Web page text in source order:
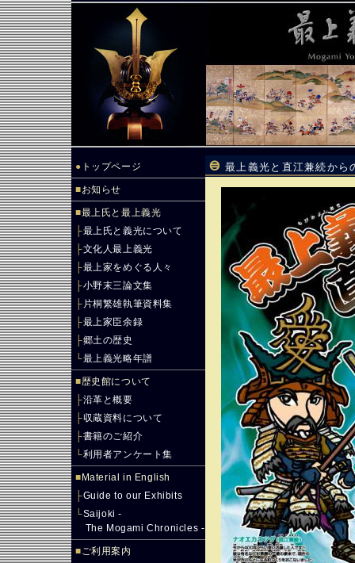
● トップページ
■お知らせ
■最上氏と最上義光
├最上氏と義光について
├文化人最上義光
├最上家をめぐる人々
├小野末三論文集
├ 片桐繁雄執筆資料集
├最上家臣余録
├郷土の歴史
└最上義光略年譜
■歴史館について
├沿革と概要
├収蔵資料について
├書籍のご紹介
└利用者アンケート集
■ Material in English
├Guide to our Exhibits
└Saijoki -
The Mogami Chronicles -
■ご利用案内
最上義光と直江兼続か